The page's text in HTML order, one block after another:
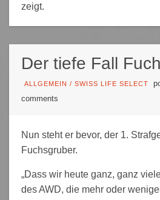
zeigt.
Der tiefe Fall
ALLGEMEIN / SWISS LIFE SELECT
comments
Nun steht er bevor, der 1.
Fuchsgruber.
„Dass wir heute ganz, ganz
des AWD, die mehr oder